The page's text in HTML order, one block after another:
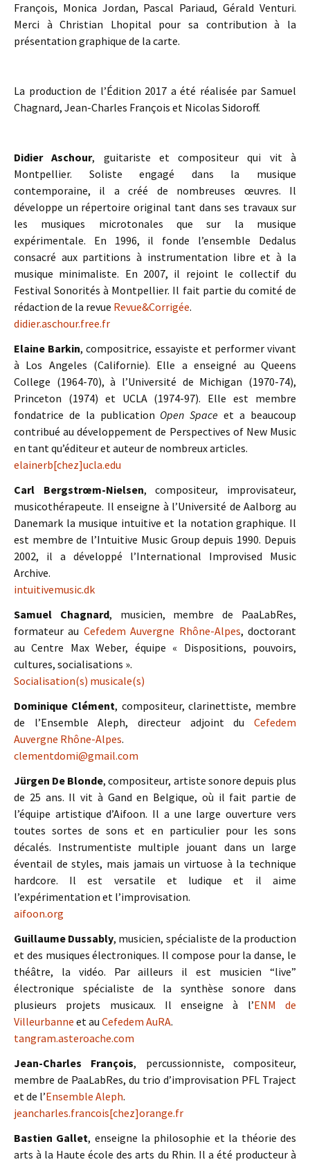
François, Monica Jordan, Pascal Pariaud, Gérald Venturi.
Merci à Christian Lhopital pour sa contribution à la
présentation graphique de la carte.
La production de l’Édition 2017 a été réalisée par Samuel
Chagnard, Jean-Charles François et Nicolas Sidoroff.
Didier Aschour, guitariste et compositeur qui vit à
Montpellier. Soliste engagé dans la musique
contemporaine, il a créé de nombreuses œuvres. Il
développe un répertoire original tant dans ses travaux sur
les musiques microtonales que sur la musique
expérimentale. En 1996, il fonde l’ensemble Dedalus
consacré aux partitions à instrumentation libre et à la
musique minimaliste. En 2007, il rejoint le collectif du
Festival Sonorités à Montpellier. Il fait partie du comité de
rédaction de la revue Revue&Corrigée.
didier.aschour.free.fr
Elaine Barkin, compositrice, essayiste et performer vivant
à Los Angeles (Californie). Elle a enseigné au Queens
College (1964-70), à l’Université de Michigan (1970-74),
Princeton (1974) et UCLA (1974-97). Elle est membre
fondatrice de la publication Open Space et a beaucoup
contribué au développement de Perspectives of New Music
en tant qu’éditeur et auteur de nombreux articles.
elainerb[chez]ucla.edu
Carl Bergstrœm-Nielsen, compositeur, improvisateur,
musicothérapeute. Il enseigne à l’Université de Aalborg au
Danemark la musique intuitive et la notation graphique. Il
est membre de l’Intuitive Music Group depuis 1990. Depuis
2002, il a développé l’International Improvised Music
Archive.
intuitivemusic.dk
Samuel Chagnard, musicien, membre de PaaLabRes,
formateur au Cefedem Auvergne Rhône-Alpes, doctorant
au Centre Max Weber, équipe « Dispositions, pouvoirs,
cultures, socialisations ».
Socialisation(s) musicale(s)
Dominique Clément, compositeur, clarinettiste, membre
de l’Ensemble Aleph, directeur adjoint du Cefedem
Auvergne Rhône-Alpes.
clementdomi@gmail.com
Jürgen De Blonde, compositeur, artiste sonore depuis plus
de 25 ans. Il vit à Gand en Belgique, où il fait partie de
l’équipe artistique d’Aifoon. Il a une large ouverture vers
toutes sortes de sons et en particulier pour les sons
décalés. Instrumentiste multiple jouant dans un large
éventail de styles, mais jamais un virtuose à la technique
hardcore. Il est versatile et ludique et il aime
l’expérimentation et l’improvisation.
aifoon.org
Guillaume Dussably, musicien, spécialiste de la production
et des musiques électroniques. Il compose pour la danse, le
théâtre, la vidéo. Par ailleurs il est musicien “live”
électronique spécialiste de la synthèse sonore dans
plusieurs projets musicaux. Il enseigne à l’ENM de
Villeurbanne et au Cefedem AuRA.
tangram.asteroache.com
Jean-Charles François, percussionniste, compositeur,
membre de PaaLabRes, du trio d’improvisation PFL Traject
et de l’Ensemble Aleph.
jeancharles.francois[chez]orange.fr
Bastien Gallet, enseigne la philosophie et la théorie des
arts à la Haute école des arts du Rhin. Il a été producteur à